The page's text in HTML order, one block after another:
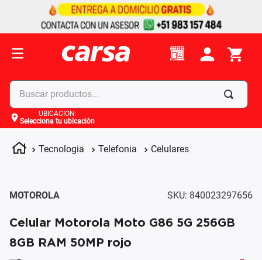
Buscar productos...
UBICACIÓN:
Selecciona tu ubicación
Tecnologia Telefonia Celulares
MOTOROLA SKU: 840023297656
Celular Motorola Moto G86 5G 256GB
8GB RAM 50MP rojo
Términos más buscados
celulares